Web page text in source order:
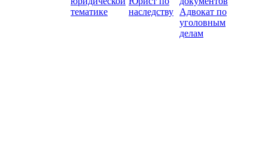
тематике
наследству
Адвокат по
уголовным
делам